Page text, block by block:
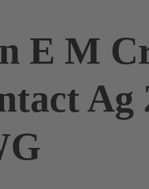
E M
Ag